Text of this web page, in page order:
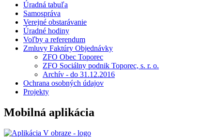
Úradná tabuľa
Samospráva
Verejné obstarávanie
Úradné hodiny
Voľby a referendum
Zmluvy Faktúry Objednávky
ZFO Obec Toporec
ZFO Sociálny podnik Toporec, s. r. o.
Archív - do 31.12.2016
Ochrana osobných údajov
Projekty
Mobilná aplikácia